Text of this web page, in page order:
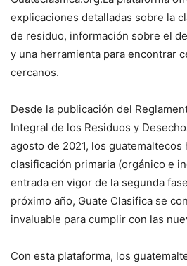
explicaciones detalladas sobre la
de residuo, información sobre el
y una herramienta para encontrar
cercanos.
Desde la publicación del
Integral de los Residuos y
agosto de 2021, los guatemaltecos
clasificación primaria (orgánico e
entrada en vigor de la segunda
próximo año, Guate Clasifica se
invaluable para cumplir con las
Con esta plataforma, los